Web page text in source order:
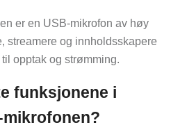
er en USB-mikrofon av høy
streamere og innholdsskapere
opptak og strømming.
funksjonene i
mikrofonen?